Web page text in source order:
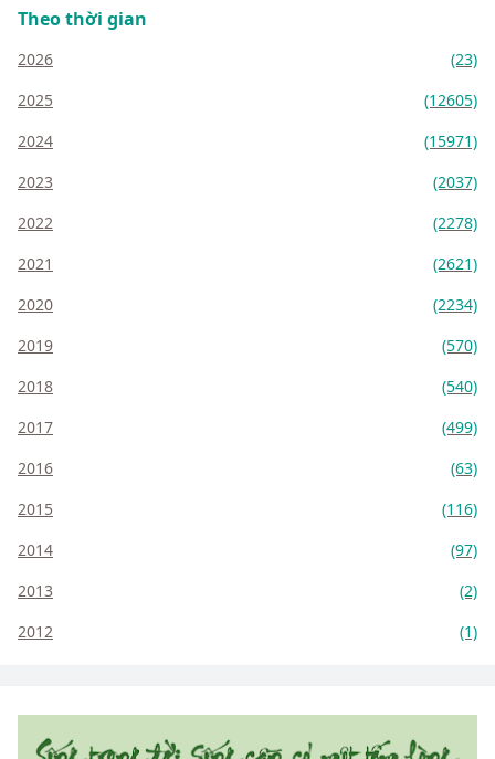
Theo thời gian
2026
(23)
2025
(12605)
2024
(15971)
2023
(2037)
2022
(2278)
2021
(2621)
2020
(2234)
2019
(570)
2018
(540)
2017
(499)
2016
(63)
2015
(116)
2014
(97)
2013
(2)
2012
(1)